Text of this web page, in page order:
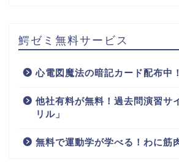
鰐ゼミ無料サービス
心電図魔法の暗記カード配布中
他社有料が無料！過去問演習サ
リル」
無料で運動学が学べる！わに筋